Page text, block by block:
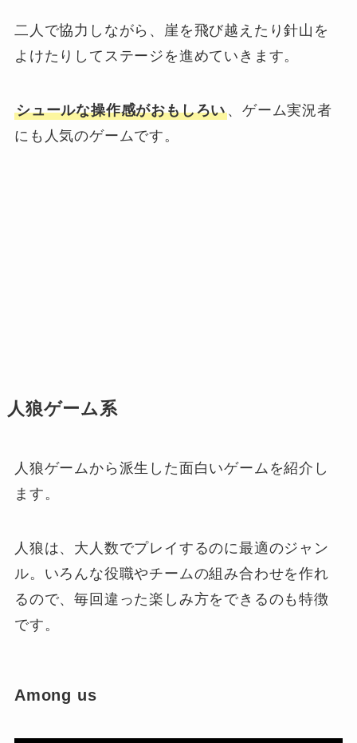
二人で協力しながら、崖を飛び越えたり針山を
よけたりしてステージを進めていきます。
シュールな操作感がおもしろい、ゲーム実況者
にも人気のゲームです。
人狼ゲーム系
人狼ゲームから派生した面白いゲームを紹介し
ます。
人狼は、大人数でプレイするのに最適のジャン
ル。いろんな役職やチームの組み合わせを作れ
るので、毎回違った楽しみ方をできるのも特徴
です。
Among us